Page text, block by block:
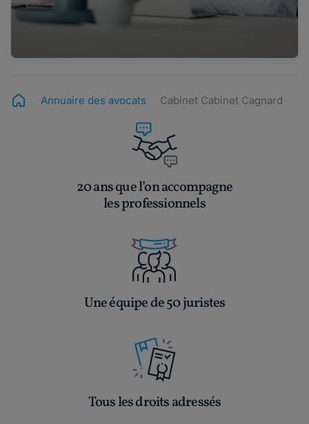
Annuaire des avocats Cabinet Cabinet Cagnard
20 ans que l’on accompagne
les professionnels
Une équipe de 50 juristes
Tous les droits adressés